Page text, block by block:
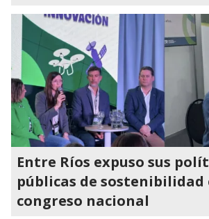
Entre Ríos expuso sus
públicas de sostenibilidad
congreso nacional